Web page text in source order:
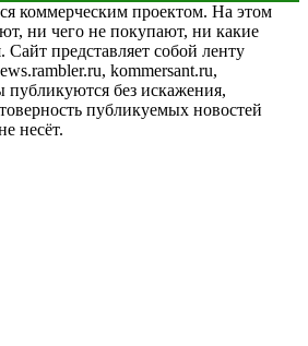
коммерческим проектом. На этом
ни чего не покупают, ни какие
Сайт представляет собой ленту
kommersant.ru,
без искажения,
публикуемых новостей
несёт.